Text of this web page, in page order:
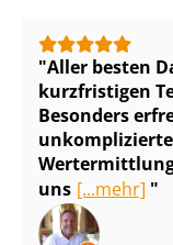
Aller besten
kurzfristigen
Besonders
uns [...mehr]